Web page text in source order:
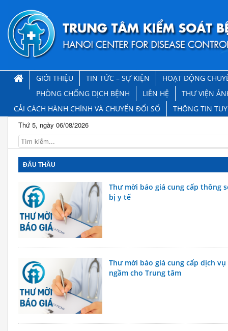
GIỚI THIỆU TIN TỨC – SỰ KIỆN
HOẠT ĐỘNG
PHÒNG CHỐNG DỊCH BỆNH
LIÊN HỆ
THƯ VIỆN
CẢI CÁCH HÀNH CHÍNH VÀ CHUYỂN ĐỔI SỐ
THÔNG TIN
Thứ 5, ngày 06/08/2026
ĐẤU THẦU
Thư mời báo giá cung cấp thông
bị y tế
Thư mời báo giá cung cấp dịch
ngầm cho Trung tâm